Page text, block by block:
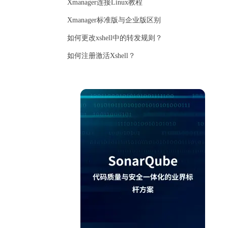
Xmanager连接Linux教程
Xmanager标准版与企业版区别
如何更改xshell中的转发规则？
如何注册激活Xshell？